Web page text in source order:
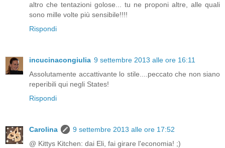
altro che tentazioni golose... tu ne proponi altre, alle quali
sono mille volte più sensibile!!!!
Rispondi
incucinacongiulia 9 settembre 2013 alle ore 16:11
Assolutamente accattivante lo stile....peccato che non siano
reperibili qui negli States!
Rispondi
Carolina
9 settembre 2013 alle ore 17:52
@ Kittys Kitchen: dai Eli, fai girare l'economia! ;)